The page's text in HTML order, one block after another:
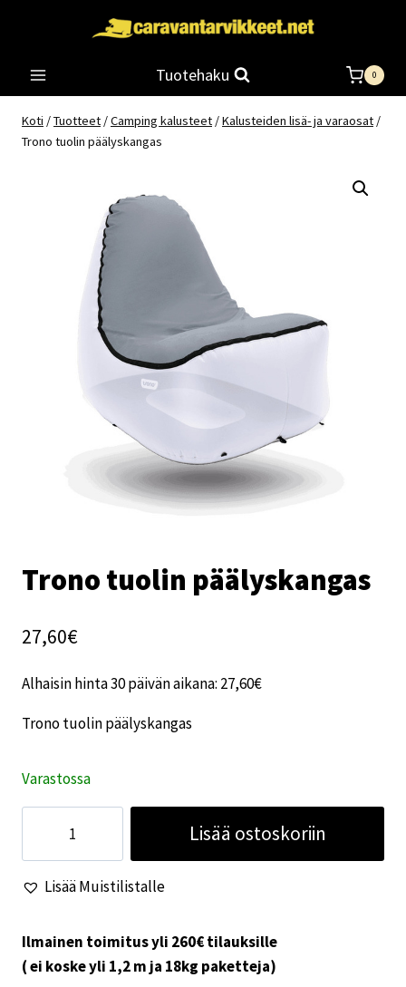
Tuotehaku 0
Koti /Tuotteet /Camping kalusteet /Kalusteiden lisä- ja varaosat /
Trono tuolin päälyskangas
Trono tuolin päälyskangas
27,60€
Alhaisin hinta 30 päivän aikana: 27,60€
Trono tuolin päälyskangas
Varastossa
päälyskangas
määrä
Lisää ostoskoriin
Lisää Muistilistalle
Ilmainen toimitus yli 260€ tilauksille
( ei koske yli 1,2 m ja 18kg paketteja)